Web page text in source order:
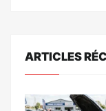
ARTICLES